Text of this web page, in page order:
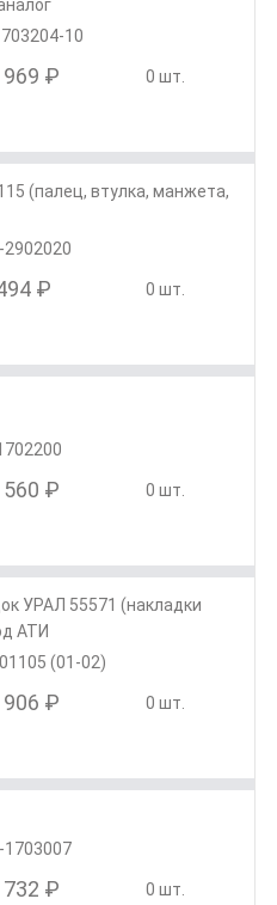
10
969 ₽ 0 шт.
(палец, втулка, манжета,
2902020
₽ 0 шт.
560 ₽ 0 шт.
УРАЛ 55571 (накладки
АТИ
(01-02)
906 ₽ 0 шт.
1703007
732 ₽ 0 шт.